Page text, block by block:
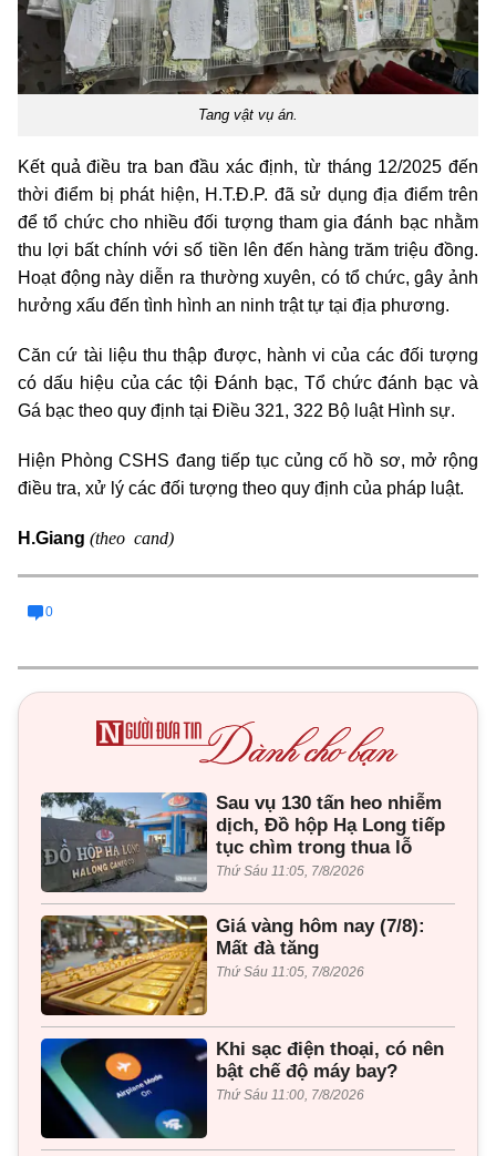
Tang vật vụ án.
Kết quả điều tra ban đầu xác định, từ tháng 12/2025 đến
thời điểm bị phát hiện, H.T.Đ.P. đã sử dụng địa điểm trên
để tổ chức cho nhiều đối tượng tham gia đánh bạc nhằm
thu lợi bất chính với số tiền lên đến hàng trăm triệu đồng.
Hoạt động này diễn ra thường xuyên, có tổ chức, gây ảnh
hưởng xấu đến tình hình an ninh trật tự tại địa phương.
Căn cứ tài liệu thu thập được, hành vi của các đối tượng
có dấu hiệu của các tội Đánh bạc, Tổ chức đánh bạc và
Gá bạc theo quy định tại Điều 321, 322 Bộ luật Hình sự.
Hiện Phòng CSHS đang tiếp tục củng cố hồ sơ, mở rộng
điều tra, xử lý các đối tượng theo quy định của pháp luật.
H.Giang (theo cand)
0
Sau vụ 130 tấn heo nhiễm
dịch, Đồ hộp Hạ Long tiếp
tục chìm trong thua lỗ
Thứ Sáu 11:05, 7/8/2026
Giá vàng hôm nay (7/8):
Mất đà tăng
Thứ Sáu 11:05, 7/8/2026
Khi sạc điện thoại, có nên
bật chế độ máy bay?
Thứ Sáu 11:00, 7/8/2026